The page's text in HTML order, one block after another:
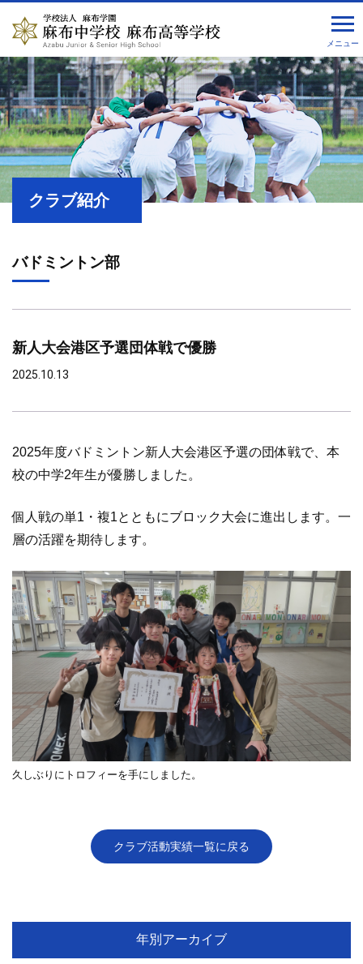
メニュー
クラブ紹介
バドミントン部
新人大会港区予選団体戦で優勝
2025.10.13
2025年度バドミントン新人大会港区予選の団体戦で、本
校の中学2年生が優勝しました。
個人戦の単1・複1とともにブロック大会に進出します。一
層の活躍を期待します。
久しぶりにトロフィーを手にしました。
クラブ活動実績一覧に戻る
年別アーカイブ